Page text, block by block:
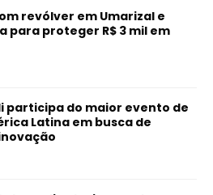
revólver em Umarizal e
para proteger R$ 3 mil em
participa do maior evento de
Latina em busca de